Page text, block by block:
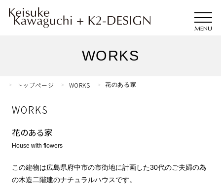
WORKS
トップページ WORKS 花のある家
WORKS
花のある家
House with flowers
この建物は広島県府中市の市街地に計画した30代のご夫婦の為
の木造二階建のナチュラルハウスです。